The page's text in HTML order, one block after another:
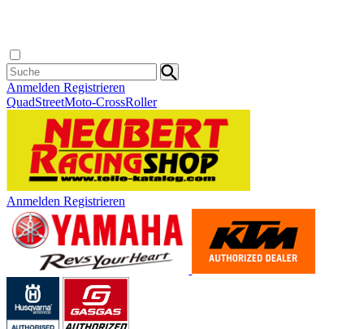
Anmelden Registrieren
QuadStreetMoto-CrossRoller
Anmelden Registrieren